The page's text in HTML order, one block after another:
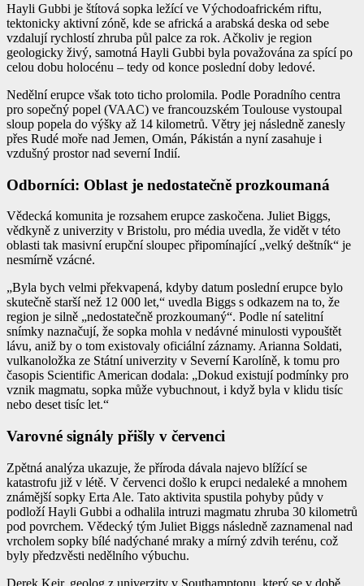
Hayli Gubbi je štítová sopka ležící ve Východoafrickém riftu,
tektonicky aktivní zóně, kde se africká a arabská deska od sebe
vzdalují rychlostí zhruba půl palce za rok. Ačkoliv je region
geologicky živý, samotná Hayli Gubbi byla považována za spící po
celou dobu holocénu – tedy od konce poslední doby ledové.
Nedělní erupce však toto ticho prolomila. Podle Poradního centra
pro sopečný popel (VAAC) ve francouzském Toulouse vystoupal
sloup popela do výšky až 14 kilometrů. Větry jej následně zanesly
přes Rudé moře nad Jemen, Omán, Pákistán a nyní zasahuje i
vzdušný prostor nad severní Indií.
Odborníci: Oblast je nedostatečně prozkoumaná
Vědecká komunita je rozsahem erupce zaskočena. Juliet Biggs,
vědkyně z univerzity v Bristolu, pro média uvedla, že vidět v této
oblasti tak masivní erupční sloupec připomínající „velký deštník“ je
nesmírně vzácné.
„Byla bych velmi překvapená, kdyby datum poslední erupce bylo
skutečně starší než 12 000 let,“ uvedla Biggs s odkazem na to, že
region je silně „nedostatečně prozkoumaný“. Podle ní satelitní
snímky naznačují, že sopka mohla v nedávné minulosti vypouštět
lávu, aniž by o tom existovaly oficiální záznamy. Arianna Soldati,
vulkanoložka ze Státní univerzity v Severní Karolíně, k tomu pro
časopis Scientific American dodala: „Dokud existují podmínky pro
vznik magmatu, sopka může vybuchnout, i když byla v klidu tisíc
nebo deset tisíc let.“
Varovné signály přišly v červenci
Zpětná analýza ukazuje, že příroda dávala najevo blížící se
katastrofu již v létě. V červenci došlo k erupci nedaleké a mnohem
známější sopky Erta Ale. Tato aktivita spustila pohyby půdy v
podloží Hayli Gubbi a odhalila intruzi magmatu zhruba 30 kilometrů
pod povrchem. Vědecký tým Juliet Biggs následně zaznamenal nad
vrcholem sopky bílé nadýchané mraky a mírný zdvih terénu, což
byly předzvěsti nedělního výbuchu.
Derek Keir, geolog z univerzity v Southamptonu, který se v době